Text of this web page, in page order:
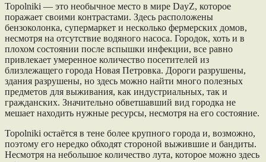
Topolniki — это необычное место в мире DayZ, которое
поражает своими контрастами. Здесь расположены
бензоколонка, супермаркет и несколько фермерских домов,
несмотря на отсутствие водяного насоса. Городок, хоть и в
плохом состоянии после вспышки инфекции, все равно
привлекает умеренное количество посетителей из
близлежащего города Новая Петровка. Дороги разрушены,
здания разрушены, но здесь можно найти много полезных
предметов для выживания, как индустриальных, так и
гражданских. Значительно обветшавший вид городка не
мешает находить нужные ресурсы, несмотря на его состояние.
Topolniki оcтаётcя в тене более крупного города и, возможно,
поэтому его нередко обходят стороной выжившие и бандиты.
Несмотря на небольшое количество лута, которое можно здесь